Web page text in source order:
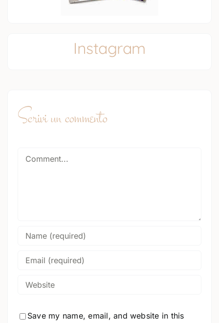
Instagram
Scrivi un commento
Save my name, email, and website in this